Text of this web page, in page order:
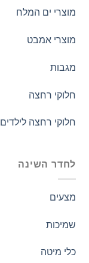
מוצרי ים המלח
מוצרי אמבט
מגבות
חלוקי רחצה
חלוקי רחצה לילדים
לחדר השינה
מצעים
שמיכות
כלי מיטה